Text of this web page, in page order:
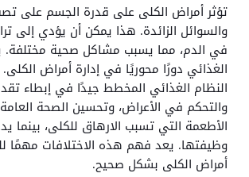
تؤثر أمراض الكلى على قدرة الجسم على
والسوائل الزائدة. هذا يمكن أن يؤدي إلى
في الدم، مما يسبب مشاكل صحية مختلفة.
الغذائي دورًا محوريًا في إدارة أمراض
النظام الغذائي المخطط جيدًا في إبطاء
والتحكم في الأعراض، وتحسين الصحة
الأطعمة التي تسبب الارهاق للكلى، بينما
وظيفتها. يعد فهم هذه الاختلافات مهمًا
أمراض الكلى بشكل صحيح.